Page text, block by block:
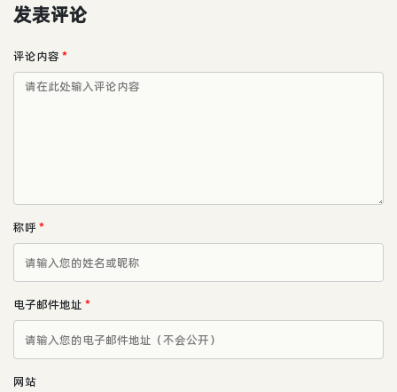
发表评论
评论内容 *
称呼*
电子邮件地址 *
网站